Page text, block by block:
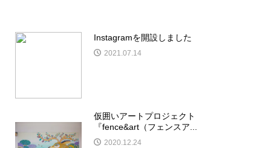
Instagramを開設しました
2021.07.14
仮囲いアートプロジェクト
『fence&art（フェンスア...
2020.12.24